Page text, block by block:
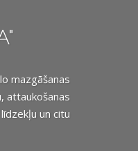
mazgāšanas
attaukošanas
un citu